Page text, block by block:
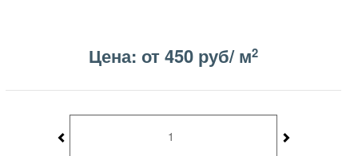
Цена: от 450 руб/ м2